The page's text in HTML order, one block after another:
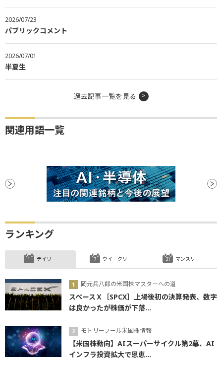
2026/07/23
パブリックコメント
2026/07/01
半夏生
過去記事一覧を見る
関連用語一覧
ランキング
デイリー
岡元兵八郎の米国株マスターへの道
スペースＸ［SPCX］上場後初の決算発表、数字
は良かったが株価が下落...
モトリーフール米国株情報
【米国株動向】AIスーパーサイクル第2幕、AI
インフラ投資拡大で恩恵...
ウイークリー マンスリー